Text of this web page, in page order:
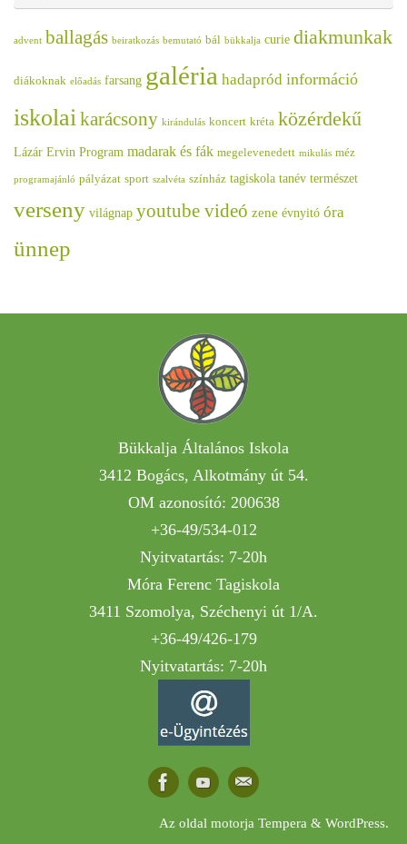
advent ballagás beiratkozás bemutató bál bükkalja curie diakmunkak
diákoknak előadás farsang galéria hadapród információ
iskolaikarácsony kirándulás koncert kréta közérdekű
Lázár Ervin Program madarak és fák megelevenedett mikulás méz
programajánló pályázat sport szalvéta színház tagiskola tanév természet
verseny világnap youtube videó zene évnyitó óra
ünnep
Bükkalja Általános Iskola
3412 Bogács, Alkotmány út 54.
OM azonosító: 200638
+36-49/534-012
Nyitvatartás: 7-20h
Móra Ferenc Tagiskola
3411 Szomolya, Széchenyi út 1/A.
+36-49/426-179
Nyitvatartás: 7-20h
Az oldal motorja Tempera & WordPress.